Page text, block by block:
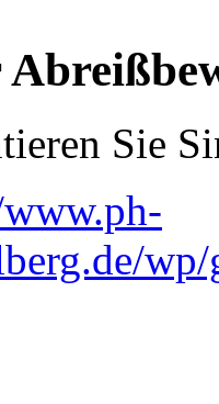
Sie